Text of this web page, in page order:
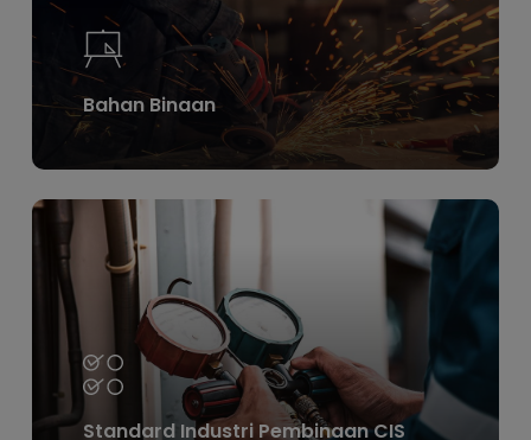
Bahan Binaan
Standard Industri Pembinaan CIS
Learn
more